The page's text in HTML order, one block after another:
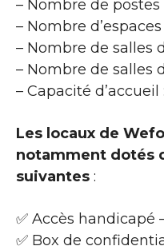
– Nombre de postes
– Nombre
– Nombre de salles
– Nombre de salles
– Capacité
Les locaux de
notamment dotés
suivantes :
✅ Accès handicapé
✅ Box de